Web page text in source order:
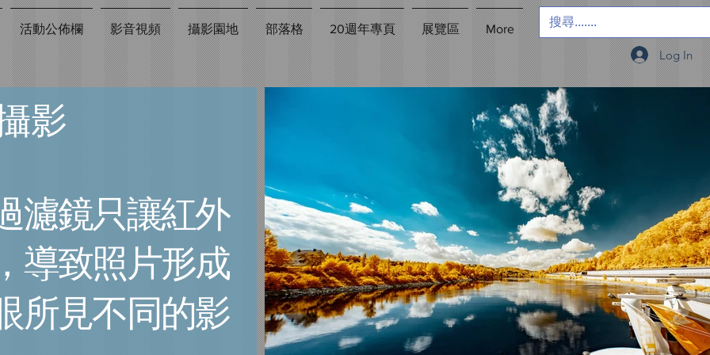
活動公佈欄 影音視頻 攝影園地 部落格 20週年專頁 展覽區 More
Log In
影
濾鏡只讓紅外
導致照片形成
所見不同的影